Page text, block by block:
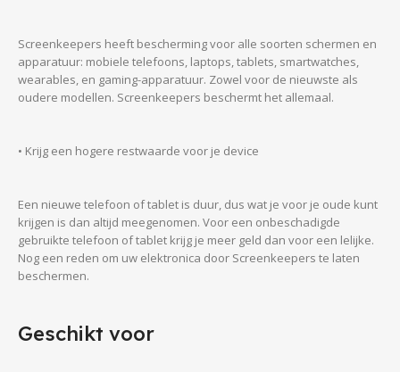
Screenkeepers heeft bescherming voor alle soorten schermen en
apparatuur: mobiele telefoons, laptops, tablets, smartwatches,
wearables, en gaming-apparatuur. Zowel voor de nieuwste als
oudere modellen. Screenkeepers beschermt het allemaal.
• Krijg een hogere restwaarde voor je device
Een nieuwe telefoon of tablet is duur, dus wat je voor je oude kunt
krijgen is dan altijd meegenomen. Voor een onbeschadigde
gebruikte telefoon of tablet krijg je meer geld dan voor een lelijke.
Nog een reden om uw elektronica door Screenkeepers te laten
beschermen.
Geschikt voor